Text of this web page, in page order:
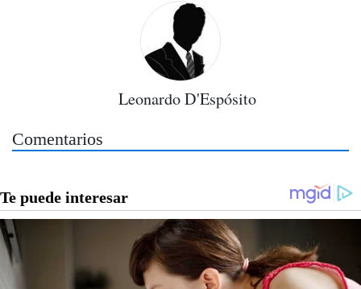
Leonardo D'Espósito
Comentarios